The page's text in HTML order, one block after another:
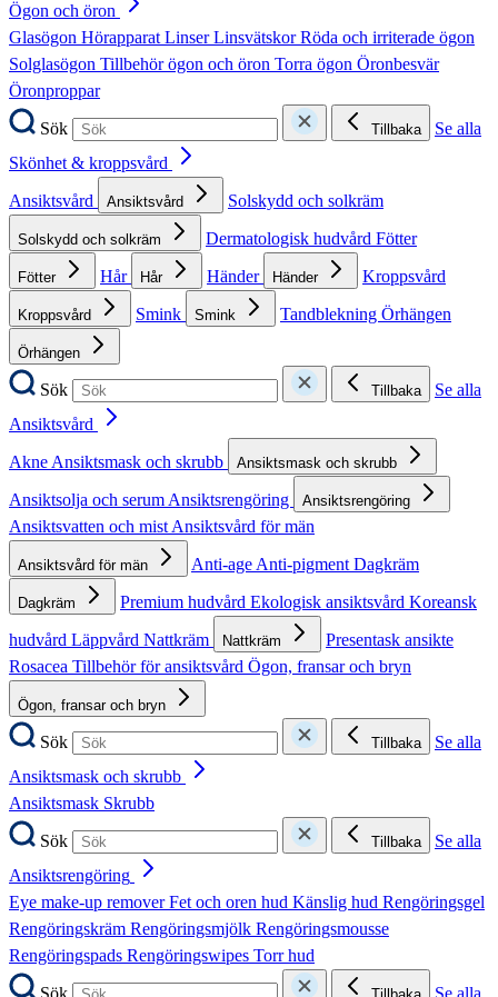
Ögon och öron
Glasögon HörapparatLinserLinsvätskorRöda och irriterade ögon
Solglasögon Tillbehör ögon och öron Torra ögon Öronbesvär
Öronproppar
Sök
Tillbaka
Se alla
Skönhet & kroppsvård
Ansiktsvård
Ansiktsvård Solskydd och solkräm
Solskydd och solkräm Dermatologisk hudvård Fötter
Fötter Hår Hår Händer Händer Kroppsvård
Kroppsvård Smink Smink Tandblekning Örhängen
Örhängen
Sök Tillbaka
Se alla
Ansiktsvård
AkneAnsiktsmask och skrubb Ansiktsmask och skrubb
Ansiktsolja och serumAnsiktsrengöring Ansiktsrengöring
Ansiktsvatten och mistAnsiktsvård för män
Ansiktsvård för män Anti-ageAnti-pigmentDagkräm
Dagkräm Premium hudvård Ekologisk ansiktsvård Koreansk
hudvård Läppvård Nattkräm Nattkräm
Presentask ansikte
Rosacea Tillbehör för ansiktsvård Ögon, fransar och bryn
Ögon, fransar och bryn
Sök Tillbaka
Se alla
Ansiktsmask och skrubb
Ansiktsmask Skrubb
Sök
Tillbaka
Se alla
Ansiktsrengöring
Eye make-up removerFet och oren hud Känslig hud Rengöringsgel
Rengöringskräm Rengöringsmjölk Rengöringsmousse
Rengöringspads Rengöringswipes Torr hud